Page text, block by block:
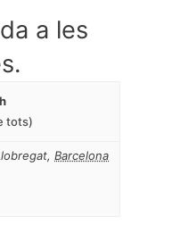
a les
tots)
, Barcelona